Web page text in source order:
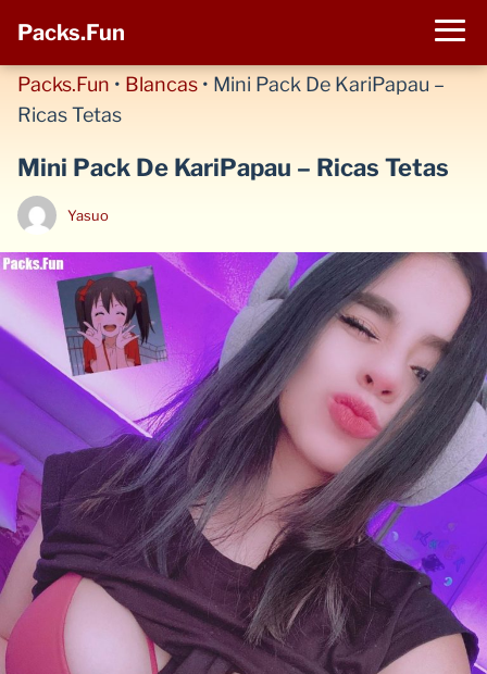
Packs.Fun
Packs.Fun • Blancas • Mini Pack De KariPapau –
Ricas Tetas
Mini Pack De KariPapau – Ricas Tetas
Yasuo